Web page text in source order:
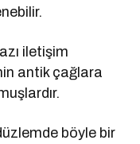
iletişim
antik çağlara
böyle bir